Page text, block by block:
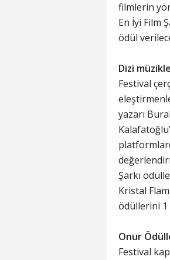
filmlerin
En İyi Film
ödül
Dizi
Festival
yazarı
Şarkı
Kristal
ödüllerini 1
Onur
Festival